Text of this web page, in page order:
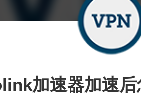
加速器加速后